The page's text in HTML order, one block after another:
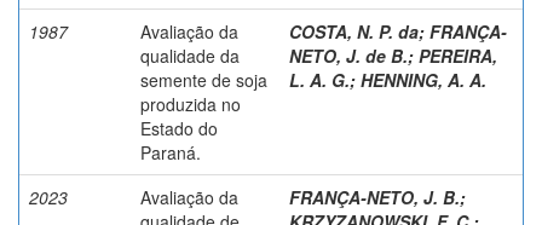
1987
Avaliação da
qualidade da
semente de soja
produzida no
Estado do
Paraná.
COSTA, N. P. da; FRANÇA-
NETO, J. de B.; PEREIRA,
L. A. G.; HENNING, A. A.
2023
Avaliação da
FRANÇA-NETO, J. B.;